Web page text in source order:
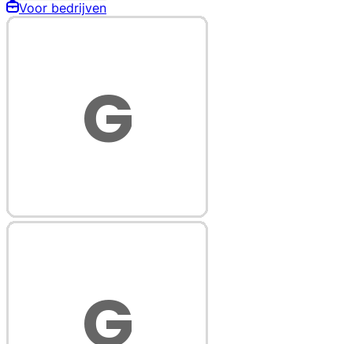
Voor bedrijven